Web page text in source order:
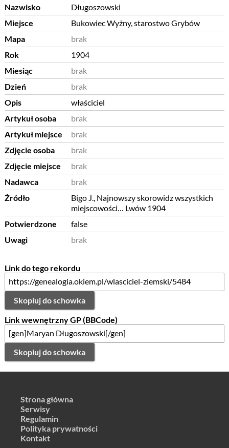
Nazwisko
Długoszowski
Miejsce
Bukowiec Wyżny, starostwo Grybów
Mapa
brak
Rok
1904
Miesiąc
brak
Dzień
brak
Opis
właściciel
Artykuł osoba
brak
Artykuł miejsce
brak
Zdjęcie osoba
brak
Zdjęcie miejsce
brak
Nadawca
brak
Źródło
Bigo J., Najnowszy skorowidz wszystkich
miejscowości… Lwów 1904
Potwierdzone
false
Uwagi
brak
Link do tego rekordu
Skopiuj do schowka
Link wewnętrzny GP (BBCode)
Skopiuj do schowka
Strona główna
Serwisy
Regulamin
Polityka prywatności
Kontakt